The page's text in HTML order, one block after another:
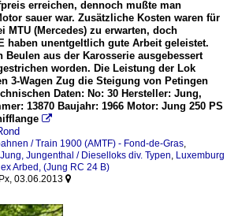
erreichen, dennoch mußte man
sauer war. Zusätzliche Kosten waren für
MTU (Mercedes) zu erwarten, doch
haben unentgeltlich gute Arbeit geleistet.
Beulen aus der Karosserie ausgebessert
worden. Die Leistung der Lok
3-Wagen Zug die Steigung von Petingen
Daten: No: 30 Hersteller: Jung,
13870 Baujahr: 1966 Motor: Jung 250 PS

/ Train 1900 (AMTF) - Fond-de-Gras,
Jungenthal / Dieselloks div. Typen, Luxemburg
Arbed, (Jung RC 24 B)
03.06.2013 